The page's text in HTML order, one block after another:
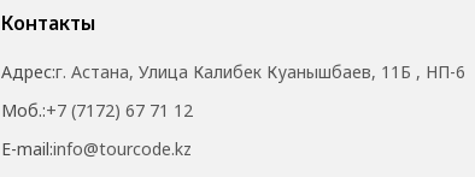
Контакты
Адрес:г. Астана, Улица Калибек Куанышбаев, 11Б , НП-6
Моб.:+7 (7172) 67 71 12
E-mail:info@tourcode.kz